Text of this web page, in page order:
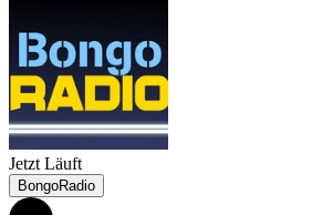
Jetzt Läuft
BongoRadio